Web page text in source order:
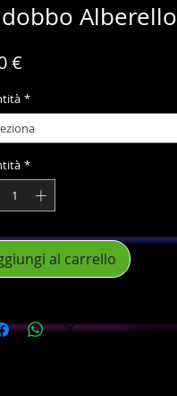
Alberello
€
*
*
al carrello